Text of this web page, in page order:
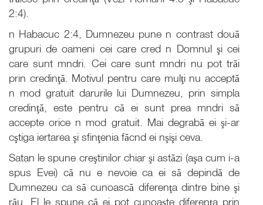
2:4).
n Habacuc 2:4, Dumnezeu pune n contrast două
grupuri de oameni cei care cred n Domnul şi cei
care sunt mndri. Cei care sunt mndri nu pot trăi
prin credinţă. Motivul pentru care mulţi nu acceptă
n mod gratuit darurile lui Dumnezeu, prin simpla
credinţă, este pentru că ei sunt prea mndri să
accepte orice n mod gratuit. Mai degrabă ei şi-ar
cştiga iertarea şi sfinţenia făcnd ei nşişi ceva.
Satan le spune creştinilor chiar şi astăzi (aşa cum i-a
spus Evei) că nu e nevoie ca ei să depindă de
Dumnezeu ca să cunoască diferenţa dintre bine şi
rău. El le spune că ei pot cunoaşte diferenţa prin